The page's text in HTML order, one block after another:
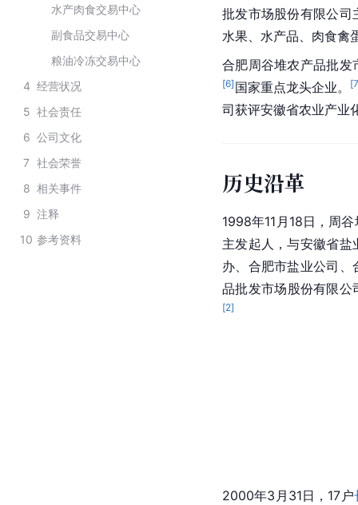
水产肉食交易中心
副食品交易中心
粮油冷冻交易中心
4 经营状况
5 社会责任
6 公司文化
7 社会荣誉
8 相关事件
9 注释
10 参考资料
批发市场股份有限公司
水果、水产品、肉食禽
合肥周谷堆农产品批发
[6] 国家重点龙头企业。 [
司获评安徽省农业产业
历史沿革
1998年11月18日，周
主发起人，与安徽省盐
办、合肥市盐业公司
品批发市场股份有限
[2]
2000年3月31日，17户